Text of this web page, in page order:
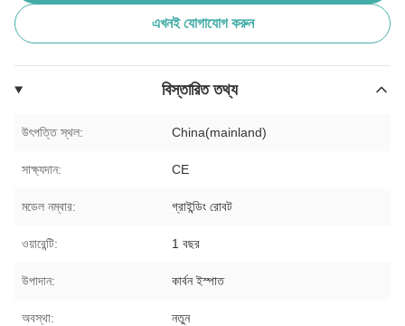
এখনই যোগাযোগ করুন
বিস্তারিত তথ্য
উৎপত্তি স্থল: China(mainland)
সাক্ষ্যদান: CE
মডেল নম্বার: গ্রাইন্ডিং রোবট
ওয়ারেন্টি: 1 বছর
উপাদান: কার্বন ইস্পাত
অবস্থা: নতুন